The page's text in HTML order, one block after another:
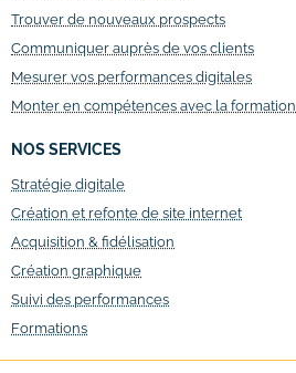
Trouver de nouveaux prospects
Communiquer auprès de vos clients
Mesurer vos performances digitales
Monter en compétences avec la formation
NOS SERVICES
Stratégie digitale
Création et refonte de site internet
Acquisition & fidélisation
Création graphique
Suivi des performances
Formations